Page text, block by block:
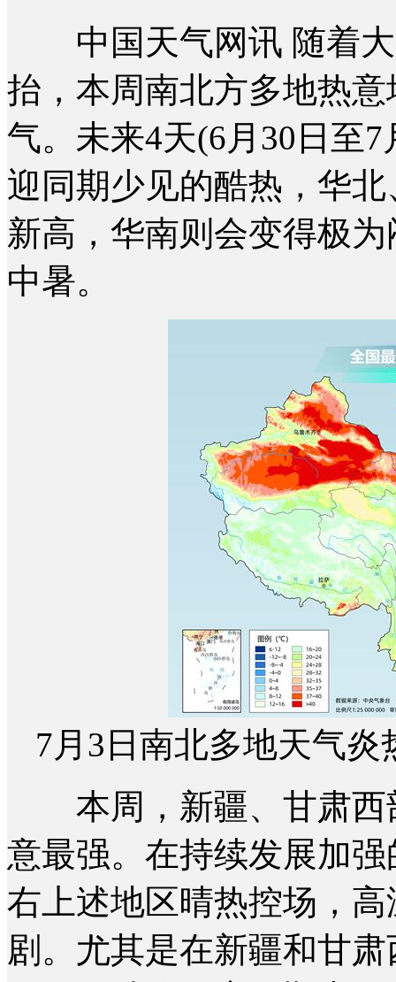
中国天气网讯 随着大
抬，本周南北方多地热
气。未来4天(6月30日至
迎同期少见的酷热，华
新高，华南则会变得极
中暑。
7月3日南北多地天气炎
本周，新疆、甘肃西
意最强。在持续发展加
右上述地区晴热控场，
剧。尤其是在新疆和甘